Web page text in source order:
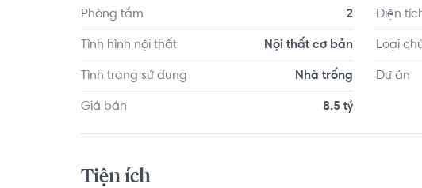
Phòng tắm 2 Diện
Tình hình nội thất Nội thất cơ bản Loại
Tình trạng sử dụng Nhà trống Dự án
Giá bán 8.5 tỷ
Tiện ích